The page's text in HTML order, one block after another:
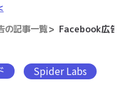
記事一覧 Facebook広告
Spider Labs